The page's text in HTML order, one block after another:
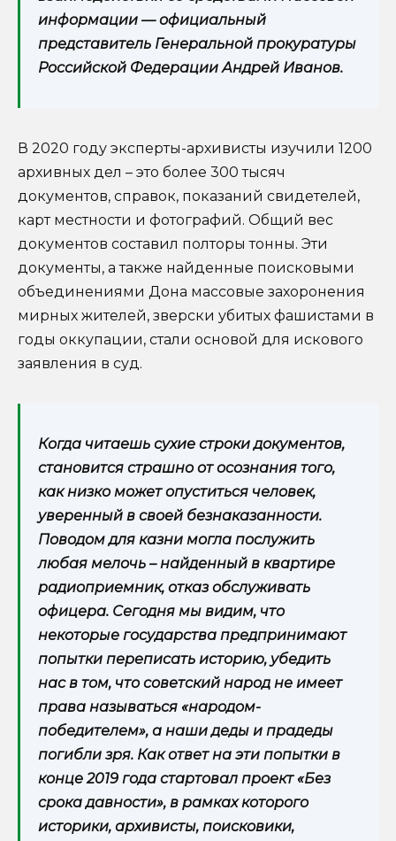
информации — официальный
представитель Генеральной прокуратуры
Российской Федерации Андрей Иванов.
В 2020 году эксперты-архивисты изучили 1200
архивных дел – это более 300 тысяч
документов, справок, показаний свидетелей,
карт местности и фотографий. Общий вес
документов составил полторы тонны. Эти
документы, а также найденные поисковыми
объединениями Дона массовые захоронения
мирных жителей, зверски убитых фашистами в
годы оккупации, стали основой для искового
заявления в суд.
Когда читаешь сухие строки документов,
становится страшно от осознания того,
как низко может опуститься человек,
уверенный в своей безнаказанности.
Поводом для казни могла послужить
любая мелочь – найденный в квартире
радиоприемник, отказ обслуживать
офицера. Сегодня мы видим, что
некоторые государства предпринимают
попытки переписать историю, убедить
нас в том, что советский народ не имеет
права называться «народом-
победителем», а наши деды и прадеды
погибли зря. Как ответ на эти попытки в
конце 2019 года стартовал проект «Без
срока давности», в рамках которого
историки, архивисты, поисковики,